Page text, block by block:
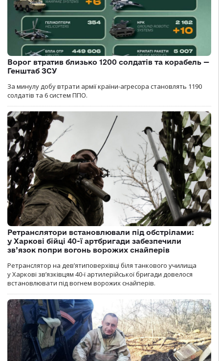
Ворог втратив близько 1200 солдатів та корабель —
Генштаб ЗСУ
За минулу добу втрати армії країни-агресора становлять 1190
солдатів та 6 систем ППО.
Ретранслятори встановлювали під обстрілами:
у Харкові бійці 40-ї артбригади забезпечили
зв’язок попри вогонь ворожих снайперів
Ретранслятор на дев’ятиповерхівці біля танкового училища
у Харкові зв’язківцям 40-ї артилерійської бригади довелося
встановлювати під вогнем ворожих снайперів.